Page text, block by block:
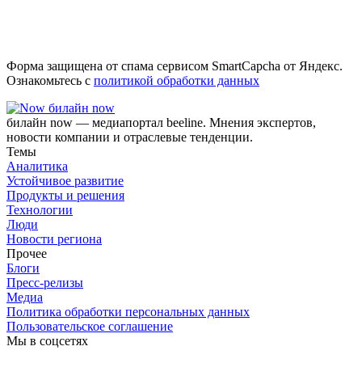
Форма защищена от спама сервисом SmartCapcha от Яндекс.
Ознакомьтесь с политикой обработки данных
билайн now
билайн now — медиапортал beeline. Мнения экспертов,
новости компании и отраслевые тенденции.
Темы
Аналитика
Устойчивое развитие
Продукты и решения
Технологии
Люди
Новости региона
Прочее
Блоги
Пресс-релизы
Медиа
Политика обработки персональных данных
Пользовательское соглашение
Мы в соцсетях